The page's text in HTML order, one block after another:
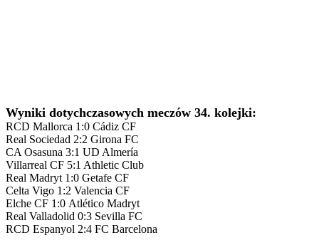
Wyniki dotychczasowych meczów 34. kolejki:
RCD Mallorca 1:0 Cádiz CF
Real Sociedad 2:2 Girona FC
CA Osasuna 3:1 UD Almería
Villarreal CF 5:1 Athletic Club
Real Madryt 1:0 Getafe CF
Celta Vigo 1:2 Valencia CF
Elche CF 1:0 Atlético Madryt
Real Valladolid 0:3 Sevilla FC
RCD Espanyol 2:4 FC Barcelona